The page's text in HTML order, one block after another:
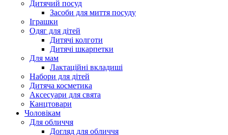
Дитячий посуд
Засоби для миття посуду
Іграшки
Одяг для дітей
Дитячі колготи
Дитячі шкарпетки
Для мам
Лактаційні вкладиші
Набори для дітей
Дитяча косметика
Аксесуари для свята
Канцтовари
Чоловікам
Для обличчя
Догляд для обличчя